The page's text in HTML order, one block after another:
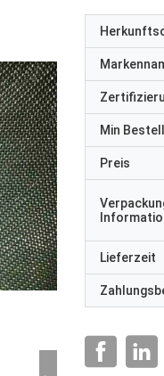
Min
Preis
Lieferzeit